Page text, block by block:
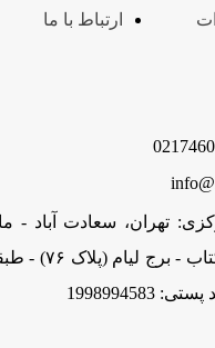
ارتباط با ما
تهران، سعادت آباد -